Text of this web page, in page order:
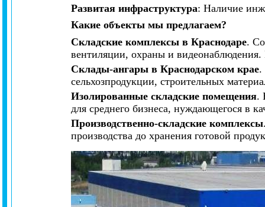
Развитая инфраструктура: Наличие
Какие объекты мы предлагаем?
Складские комплексы в Краснодаре.
вентиляции, охраны и видеонаблюдения.
Склады-ангары в Краснодарском крае.
сельхозпродукции, строительных
Изолированные складские помещения.
для среднего бизнеса, нуждающегося в
Производственно-складские комплексы
производства до хранения готовой